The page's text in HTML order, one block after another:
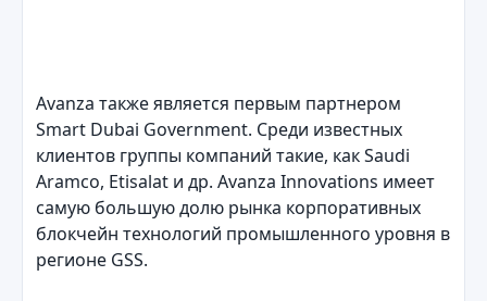
Avanza также является первым партнером
Smart Dubai Government. Среди известных
клиентов группы компаний такие, как Saudi
Aramco, Etisalat и др. Avanza Innovations имеет
самую большую долю рынка корпоративных
блокчейн технологий промышленного уровня в
регионе GSS.